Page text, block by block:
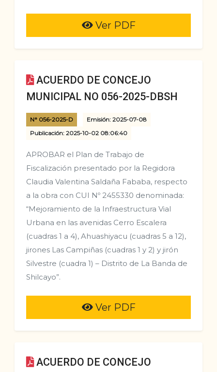
Ver PDF
ACUERDO DE CONCEJO
MUNICIPAL NO 056-2025-DBSH
N° 056-2025-D
Emisión: 2025-07-08
Publicación: 2025-10-02 08:06:40
APROBAR el Plan de Trabajo de
Fiscalización presentado por la Regidora
Claudia Valentina Saldaña Fababa, respecto
a la obra con CUI Nº 2455330 denominada:
“Mejoramiento de la Infraestructura Vial
Urbana en las avenidas Cerro Escalera
(cuadras 1 a 4), Ahuashiyacu (cuadras 5 a 12),
jirones Las Campiñas (cuadras 1 y 2) y jirón
Silvestre (cuadra 1) – Distrito de La Banda de
Shilcayo”.
Ver PDF
ACUERDO DE CONCEJO